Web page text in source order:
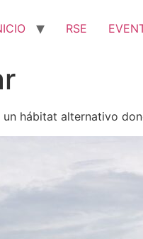
RSE
hábitat alternativo